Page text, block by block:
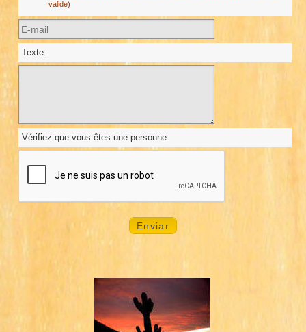
valide)
Texte:
Vérifiez que vous êtes une personne: